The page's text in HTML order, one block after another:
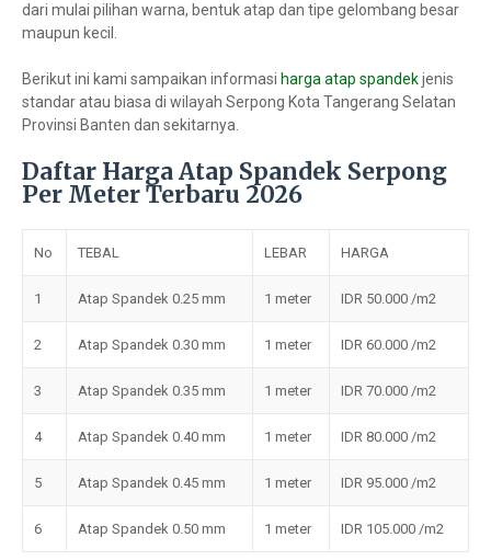
dari mulai pilihan warna, bentuk atap dan tipe gelombang besar
maupun kecil.
Berikut ini kami sampaikan informasi harga atap spandekjenis
standar atau biasa di wilayah Serpong Kota Tangerang Selatan
Provinsi Banten dan sekitarnya.
Daftar Harga Atap Spandek Serpong
Per Meter Terbaru 2026
No TEBAL LEBAR HARGA
1 Atap Spandek 0.25 mm 1 meter IDR 50.000 /m2
2 Atap Spandek 0.30 mm 1 meter IDR 60.000 /m2
3 Atap Spandek 0.35 mm 1 meter IDR 70.000 /m2
4 Atap Spandek 0.40 mm 1 meter IDR 80.000 /m2
5 Atap Spandek 0.45 mm 1 meter IDR 95.000 /m2
6 Atap Spandek 0.50 mm 1 meter IDR 105.000 /m2